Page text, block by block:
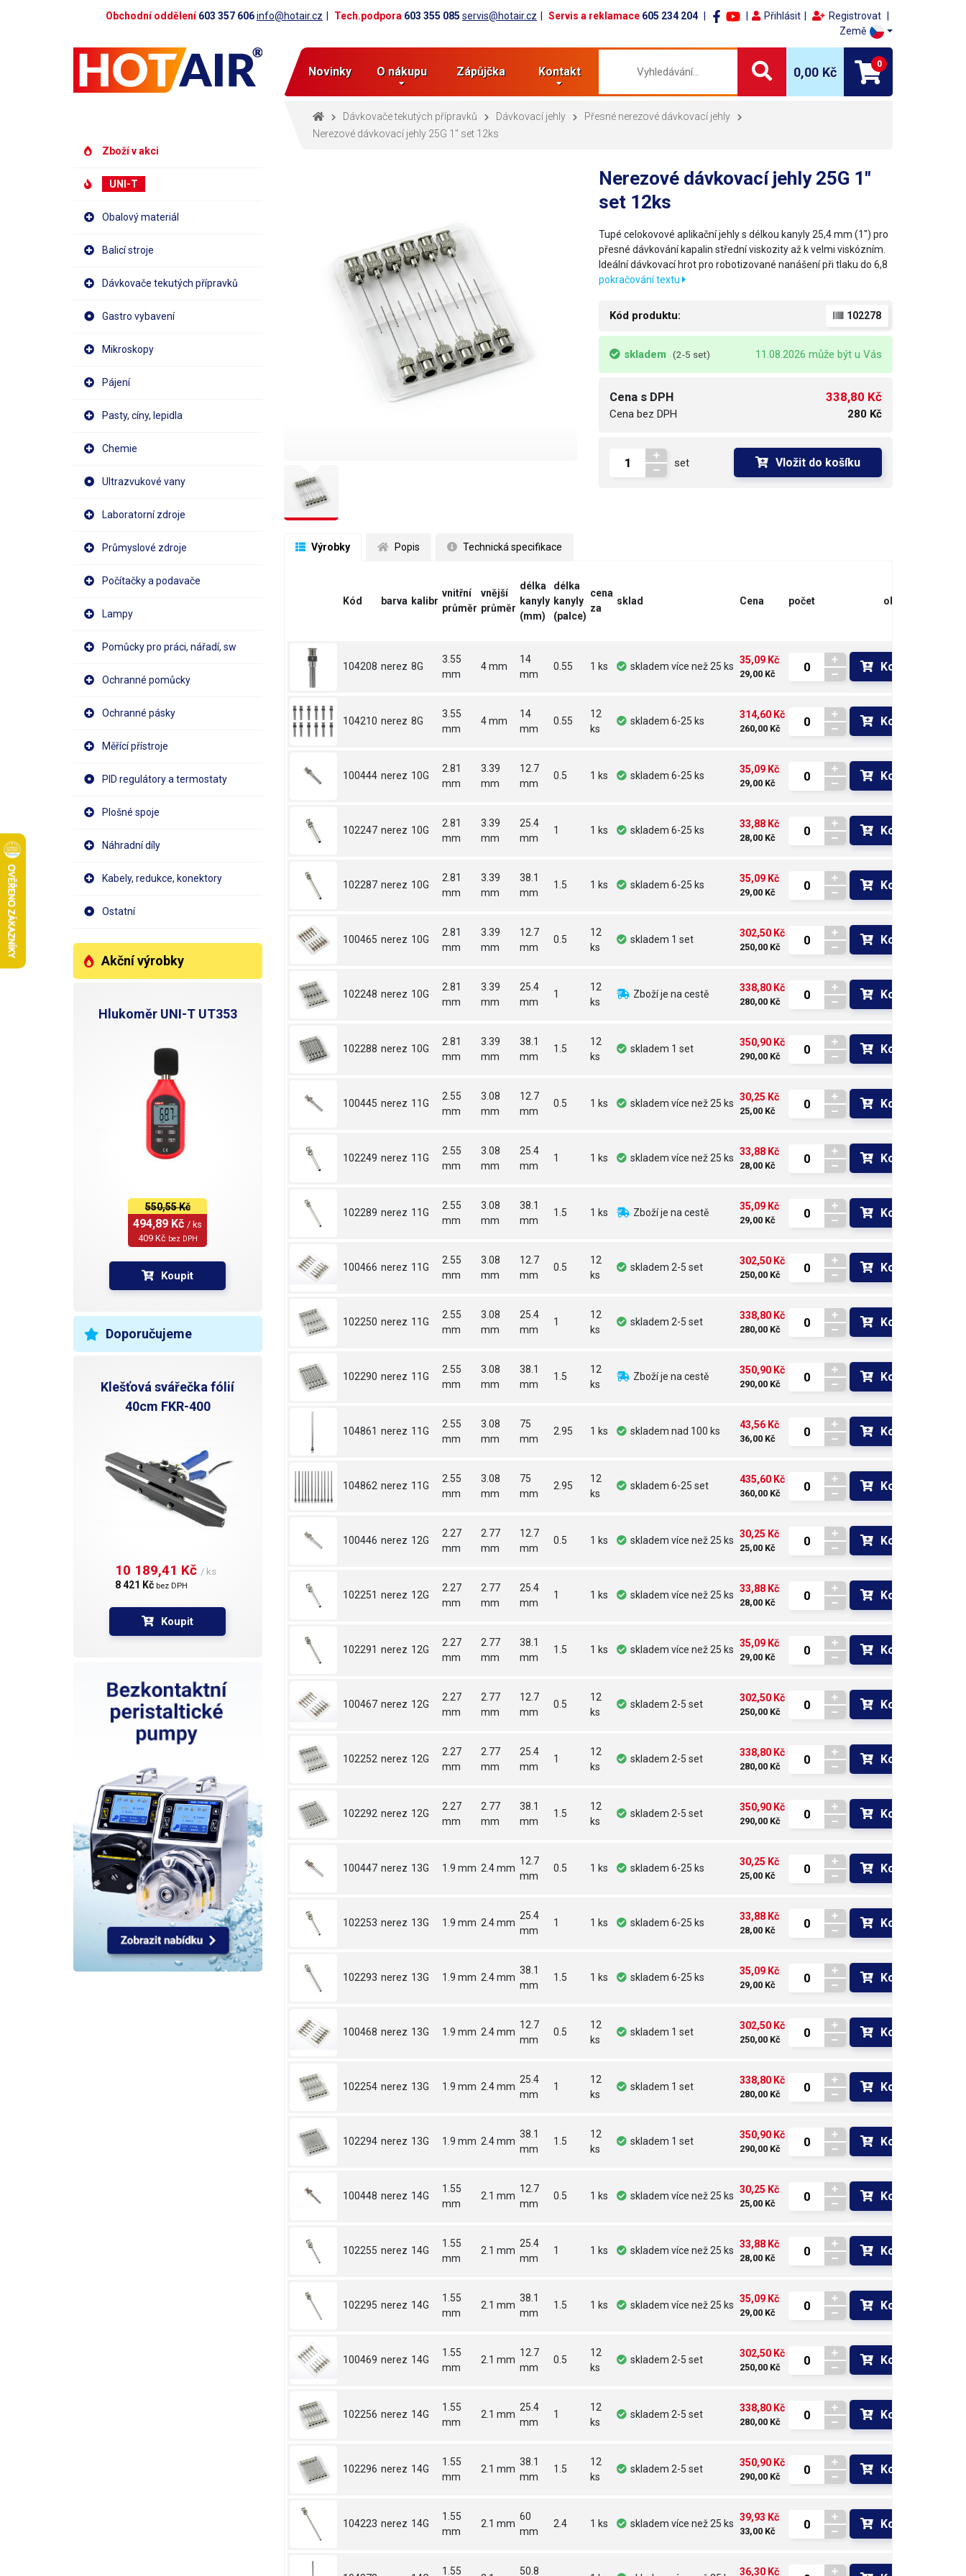
Obchodní oddělení603 357 606info@hotair.cz Tech.podpora 603 355 085 servis@hotair.cz Servis a reklamace 605 234 204 Přihlásit
Registrovat
Země
Novinky O nákupu Zápůjčka Kontakt 0,00 Kč
0
Zboží v akci
UNI-T
Obalový materiál
Balicí stroje
Dávkovače tekutých přípravků
Gastro vybavení
Mikroskopy
Pájení
Pasty, cíny, lepidla
Chemie
Ultrazvukové vany
Laboratorní zdroje
Průmyslové zdroje
Počítačky a podavače
Lampy
Pomůcky pro práci, nářadí, sw
Ochranné pomůcky
Ochranné pásky
Měřící přístroje
PID regulátory a termostaty
Plošné spoje
Náhradní díly
Kabely, redukce, konektory
Ostatní
Akční výrobky
Hlukoměr UNI-T UT353
550,55 Kč
494,89 Kč / ks
409 Kč bez DPH
Koupit
Doporučujeme
Klešťová svářečka fólií
40cm FKR-400
10 189,41 Kč / ks
8 421 Kč bez DPH
Koupit
Dávkovače tekutých přípravků Dávkovací jehly
Přesné nerezové dávkovací jehly
Nerezové dávkovací jehly 25G 1" set 12ks
Nerezové dávkovací jehly 25G 1"
set 12ks
Tupé celokovové aplikační jehly s délkou kanyly 25,4 mm (1") pro
přesné dávkování kapalin střední viskozity až k velmi viskózním.
Ideální dávkovací hrot pro robotizované nanášení při tlaku do 6,8
pokračování textu
Kód produktu: 102278
skladem (2-5 set) 11.08.2026 může být u Vás
Cena s DPH
Cena bez DPH
338,80 Kč
280 Kč
set Vložit do košíku
Výrobky Popis Technická specifikace
Kód barva kalibr
vnitřní
průměr
vnější
průměr
délka
kanyly
(mm)
délka
kanyly
(palce)
cena
za
sklad Cena počet objednat
104208 nerez 8G
3.55
mm
4 mm
14
mm
0.55 1 ks skladem více než 25 ks
35,09 Kč
29,00 Kč
Koupit
104210 nerez 8G
3.55
mm
4 mm
14
mm
0.55
12
ks
skladem 6-25 ks
314,60 Kč
260,00 Kč
Koupit
100444 nerez 10G
2.81
mm
3.39
mm
12.7
mm
0.5 1 ks skladem 6-25 ks
35,09 Kč
29,00 Kč
Koupit
102247 nerez 10G
2.81
mm
3.39
mm
25.4
mm
1 1 ks skladem 6-25 ks
33,88 Kč
28,00 Kč
Koupit
102287 nerez 10G
2.81
mm
3.39
mm
38.1
mm
1.5 1 ks skladem 6-25 ks
35,09 Kč
29,00 Kč
Koupit
100465 nerez 10G
2.81
mm
3.39
mm
12.7
mm
0.5
12
ks
skladem 1 set
302,50 Kč
250,00 Kč
Koupit
102248 nerez 10G
2.81
mm
3.39
mm
25.4
mm
1
12
ks
Zboží je na cestě
338,80 Kč
280,00 Kč
Koupit
102288 nerez 10G
2.81
mm
3.39
mm
38.1
mm
1.5
12
ks
skladem 1 set
350,90 Kč
290,00 Kč
Koupit
100445 nerez 11G
2.55
mm
3.08
mm
12.7
mm
0.5 1 ks skladem více než 25 ks
30,25 Kč
25,00 Kč
Koupit
102249 nerez 11G
2.55
mm
3.08
mm
25.4
mm
1 1 ks skladem více než 25 ks
33,88 Kč
28,00 Kč
Koupit
102289 nerez 11G
2.55
mm
3.08
mm
38.1
mm
1.5 1 ks Zboží je na cestě
35,09 Kč
29,00 Kč
Koupit
100466 nerez 11G
2.55
mm
3.08
mm
12.7
mm
0.5
12
ks
skladem 2-5 set
302,50 Kč
250,00 Kč
Koupit
102250 nerez 11G
2.55
mm
3.08
mm
25.4
mm
1
12
ks
skladem 2-5 set
338,80 Kč
280,00 Kč
Koupit
102290 nerez 11G
2.55
mm
3.08
mm
38.1
mm
1.5
12
ks
Zboží je na cestě
350,90 Kč
290,00 Kč
Koupit
104861 nerez 11G
2.55
mm
3.08
mm
75
mm
2.95 1 ks skladem nad 100 ks
43,56 Kč
36,00 Kč
Koupit
104862 nerez 11G
2.55
mm
3.08
mm
75
mm
2.95
12
ks
skladem 6-25 set
435,60 Kč
360,00 Kč
Koupit
100446 nerez 12G
2.27
mm
2.77
mm
12.7
mm
0.5 1 ks skladem více než 25 ks
30,25 Kč
25,00 Kč
Koupit
102251 nerez 12G
2.27
mm
2.77
mm
25.4
mm
1 1 ks skladem více než 25 ks
33,88 Kč
28,00 Kč
Koupit
102291 nerez 12G
2.27
mm
2.77
mm
38.1
mm
1.5 1 ks skladem více než 25 ks
35,09 Kč
29,00 Kč
Koupit
100467 nerez 12G
2.27
mm
2.77
mm
12.7
mm
0.5
12
ks
skladem 2-5 set
302,50 Kč
250,00 Kč
Koupit
102252 nerez 12G
2.27
mm
2.77
mm
25.4
mm
1
12
ks
skladem 2-5 set
338,80 Kč
280,00 Kč
Koupit
102292 nerez 12G
2.27
mm
2.77
mm
38.1
mm
1.5
12
ks
skladem 2-5 set
350,90 Kč
290,00 Kč
Koupit
100447 nerez 13G 1.9 mm 2.4 mm
12.7
mm
0.5 1 ks skladem 6-25 ks
30,25 Kč
25,00 Kč
Koupit
102253 nerez 13G 1.9 mm 2.4 mm
25.4
mm
1 1 ks skladem 6-25 ks
33,88 Kč
28,00 Kč
Koupit
102293 nerez 13G 1.9 mm 2.4 mm
38.1
mm
1.5 1 ks skladem 6-25 ks
35,09 Kč
29,00 Kč
Koupit
100468 nerez 13G 1.9 mm 2.4 mm
12.7
mm
0.5
12
ks
skladem 1 set
302,50 Kč
250,00 Kč
Koupit
102254 nerez 13G 1.9 mm 2.4 mm
25.4
mm
1
12
ks
skladem 1 set
338,80 Kč
280,00 Kč
Koupit
102294 nerez 13G 1.9 mm 2.4 mm
38.1
mm
1.5
12
ks
skladem 1 set
350,90 Kč
290,00 Kč
Koupit
100448 nerez 14G
1.55
mm
2.1 mm
12.7
mm
0.5 1 ks skladem více než 25 ks
30,25 Kč
25,00 Kč
Koupit
102255 nerez 14G
1.55
mm
2.1 mm
25.4
mm
1 1 ks skladem více než 25 ks
33,88 Kč
28,00 Kč
Koupit
102295 nerez 14G
1.55
mm
2.1 mm
38.1
mm
1.5 1 ks skladem více než 25 ks
35,09 Kč
29,00 Kč
Koupit
100469 nerez 14G
1.55
mm
2.1 mm
12.7
mm
0.5
12
ks
skladem 2-5 set
302,50 Kč
250,00 Kč
Koupit
102256 nerez 14G
1.55
mm
2.1 mm
25.4
mm
1
12
ks
skladem 2-5 set
338,80 Kč
280,00 Kč
Koupit
102296 nerez 14G
1.55
mm
2.1 mm
38.1
mm
1.5
12
ks
skladem 2-5 set
350,90 Kč
290,00 Kč
Koupit
104223 nerez 14G
1.55
mm
2.1 mm
60
mm
2.4 1 ks skladem více než 25 ks
39,93 Kč
33,00 Kč
Koupit
1.55 50.8 36,30 Kč